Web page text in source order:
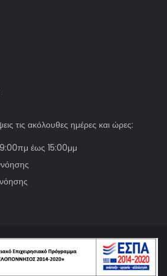
τις ακόλουθες ημέρες και ώρες:
έως 15:00μμ